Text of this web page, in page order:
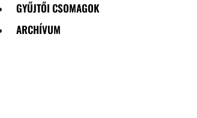
GYŰJTŐI CSOMAGOK
ARCHÍVUM